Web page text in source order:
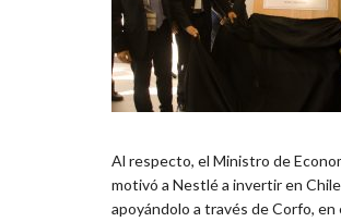
Al respecto, el Ministro de
motivó a Nestlé a invertir en
apoyándolo a través de Corfo,